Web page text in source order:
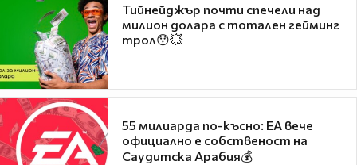
Тийнейджър почти спечели над
милион долара с тотален гейминг
трол😯💥
55 милиарда по-късно: EA вече
официално е собственост на
Саудитска Арабия💰